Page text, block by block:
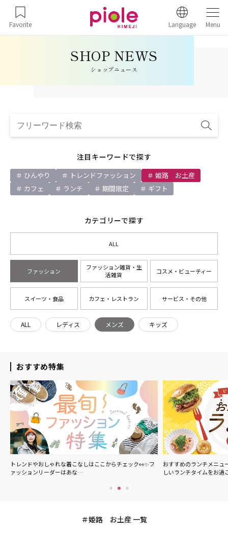
Favorite Language Menu
ショップニュース
注目キーワードで探す
ひんやり トレンドファッション
姫路 お土産
カフェ
ランチ 期間限定 ギフト
カテゴリーで探す
ALL
ファッション
ファッション雑貨・生
活雑貨
コスメ・ビューティー
スイーツ・食品 カフェ・レストラン サービス・その他
ALL レディス メンズ キッズ
おすすめ特集
トレンドやおしゃれな着こなしはここからチェック👀✨フ
ァッションリーダーはあな…
おすすめのランチメニュ
しいランチタイムをお
姫路 お土産 一覧